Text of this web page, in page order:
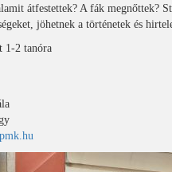
átfestettek? A fák megnőttek?
jöhetnek a történetek és
1-2 tanóra